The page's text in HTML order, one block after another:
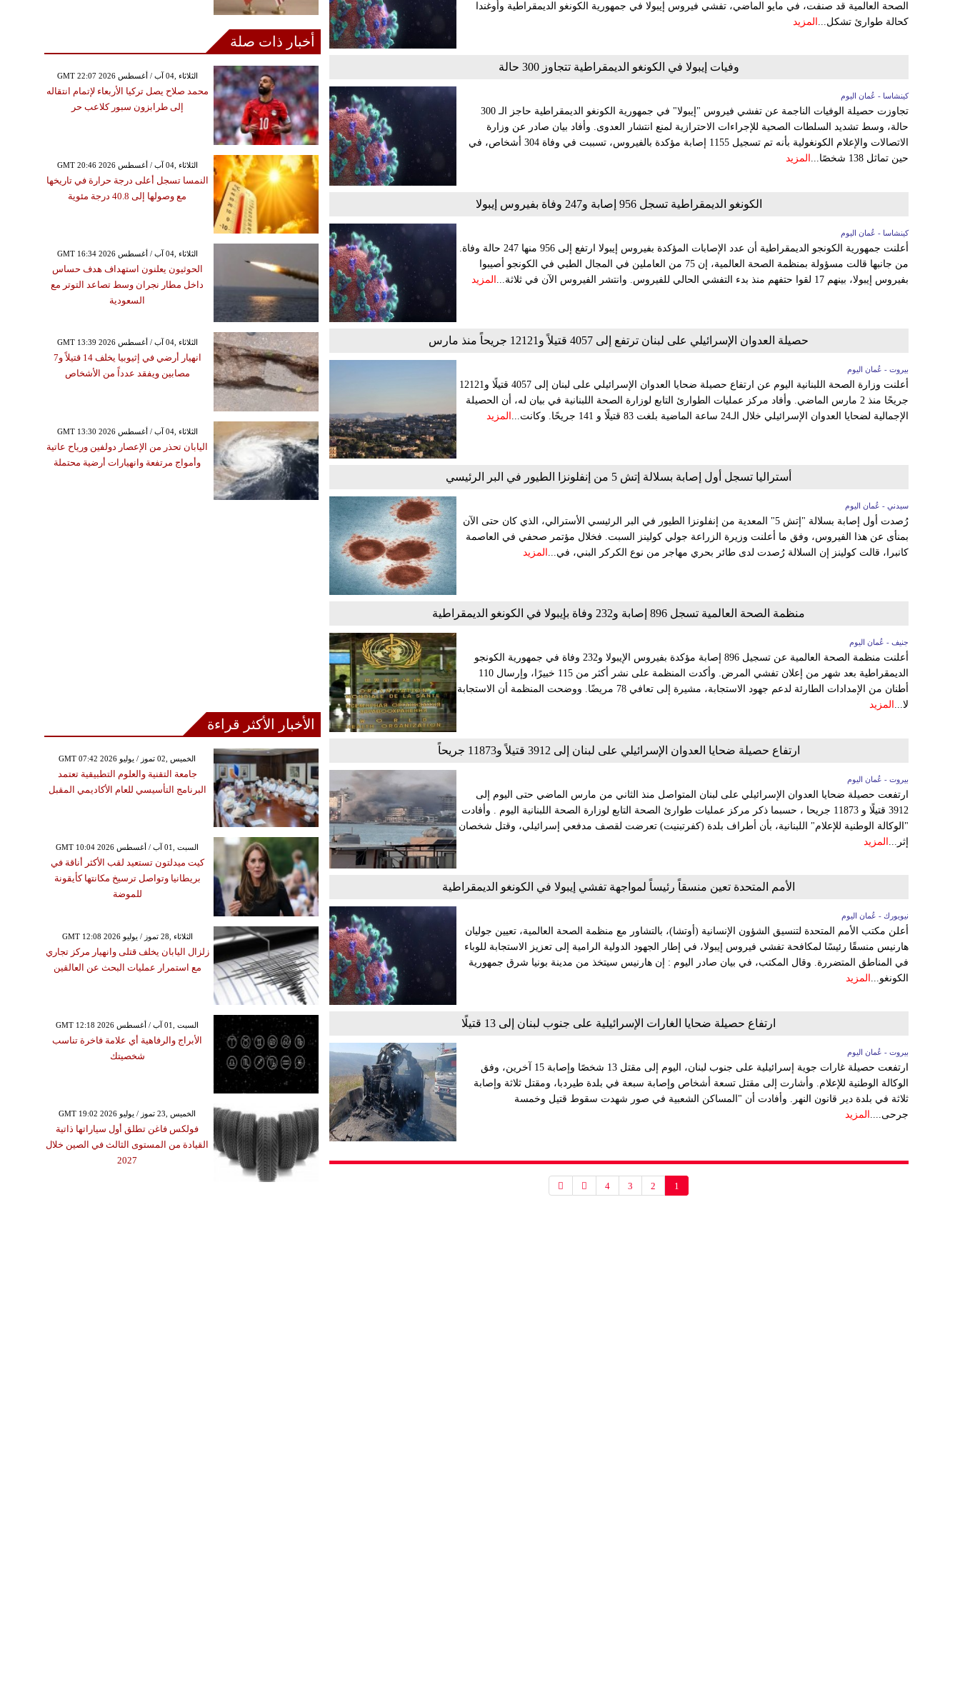
الصحة العالمية قد صنفت، في مايو الماضي، تفشي فيروس إيبولا في جمهورية الكونغو الديمقراطية وأوغندا
كحالة طوارئ تشكل... المزيد
وفيات إيبولا في الكونغو الديمقراطية تتجاوز 300 حالة
كينشاسا - عُمان اليوم
تجاوزت حصيلة الوفيات الناجمة عن تفشي فيروس "إيبولا" في جمهورية الكونغو الديمقراطية حاجز الـ 300
حالة، وسط تشديد السلطات الصحية للإجراءات الاحترازية لمنع انتشار العدوى. وأفاد بيان صادر عن وزارة
الاتصالات والإعلام الكونغولية بأنه تم تسجيل 1155 إصابة مؤكدة بالفيروس، تسببت في وفاة 304 أشخاص، في
حين تماثل 138 شخصًا...
المزيد
الكونغو الديمقراطية تسجل 956 إصابة و247 وفاة بفيروس إيبولا
كينشاسا - عُمان اليوم
أعلنت جمهورية الكونجو الديمقراطية أن عدد الإصابات المؤكدة بفيروس إيبولا ارتفع إلى 956 منها 247 حالة وفاة.
من جانبها قالت مسؤولة بمنظمة الصحة العالمية، إن 75 من العاملين في المجال الطبي في الكونجو أصيبوا
بفيروس إيبولا، بينهم ‌17 لقوا حتفهم منذ بدء التفشي الحالي للفيروس. وانتشر الفيروس الآن في ثلاثة...
المزيد
حصيلة العدوان الإسرائيلي على لبنان ترتفع إلى 4057 قتيلاً و12121 جريحاً منذ مارس
بيروت - عُمان اليوم
أعلنت وزارة الصحة اللبنانية اليوم عن ارتفاع حصيلة ضحايا العدوان الإسرائيلي على لبنان إلى 4057 قتيلًا و12121
جريحًا منذ 2 مارس الماضي. وأفاد مركز عمليات الطوارئ التابع لوزارة الصحة اللبنانية في بيان له، أن الحصيلة
الإجمالية لضحايا العدوان الإسرائيلي خلال الـ24 ساعة الماضية بلغت 83 قتيلًا و 141 جريحًا. وكانت...
المزيد
أستراليا تسجل أول إصابة بسلالة إتش 5 من إنفلونزا الطيور في البر الرئيسي
سيدني - عُمان اليوم
رُصدت أول إصابة بسلالة "إتش 5" المعدية من إنفلونزا الطيور في البر الرئيسي الأسترالي، الذي كان حتى الآن
بمنأى عن هذا الفيروس، وفق ما أعلنت وزيرة الزراعة جولي كولينز السبت. فخلال مؤتمر صحفي في العاصمة
كانبرا، قالت كولينز إن السلالة رُصدت لدى طائر بحري مهاجر من نوع الكركر البني، في... المزيد
منظمة الصحة العالمية تسجل 896 إصابة و232 وفاة بإيبولا في الكونغو الديمقراطية
جنيف - عُمان اليوم
أعلنت منظمة الصحة العالمية عن تسجيل 896 إصابة مؤكدة بفيروس الإيبولا و232 وفاة في جمهورية الكونجو
الديمقراطية بعد شهر من إعلان تفشي المرض. وأكدت المنظمة على نشر أكثر من 115 خبيرًا، وإرسال 110
أطنان من الإمدادات الطارئة لدعم جهود الاستجابة، مشيرة إلى تعافي 78 مريضًا. ووضحت المنظمة أن الاستجابة
لا... المزيد
ارتفاع حصيلة ضحايا العدوان الإسرائيلي على لبنان إلى 3912 قتيلاً و11873 جريحاً
بيروت - عُمان اليوم
ارتفعت حصيلة ضحايا العدوان الإسرائيلي على لبنان المتواصل منذ الثاني من مارس الماضي حتى اليوم إلى
3912 قتيلًا و 11873 جريحا ، حسبما ذكر مركز عمليات طوارئ الصحة التابع لوزارة الصحة اللبنانية اليوم . وأفادت
"الوكالة الوطنية للإعلام" اللبنانية، بأن أطراف بلدة (كفرتبنيت) تعرضت لقصف مدفعي إسرائيلي، وقتل شخصان
إثر... المزيد
الأمم المتحدة تعين منسقاً رئيساً لمواجهة تفشي إيبولا في الكونغو الديمقراطية
نيويورك - عُمان اليوم
أعلن مكتب الأمم المتحدة لتنسيق الشؤون الإنسانية (أوتشا)، بالتشاور مع منظمة الصحة العالمية، تعيين جوليان
هارنيس منسقًا رئيسًا لمكافحة تفشي فيروس إيبولا، في إطار الجهود الدولية الرامية إلى تعزيز الاستجابة للوباء
في المناطق المتضررة. وقال المكتب، في بيان صادر اليوم : إن هارنيس سيتخذ من مدينة بونيا شرق جمهورية
الكونغو...
المزيد
ارتفاع حصيلة ضحايا الغارات الإسرائيلية على جنوب لبنان إلى 13 قتيلًا
بيروت - عُمان اليوم
ارتفعت حصيلة غارات جوية إسرائيلية على جنوب لبنان، اليوم إلى مقتل 13 شخصًا وإصابة 15 آخرين، وفق
الوكالة الوطنية للإعلام. وأشارت إلى مقتل تسعة أشخاص وإصابة سبعة في بلدة طيردبا، ومقتل ثلاثة وإصابة
ثلاثة في بلدة دير قانون النهر. وأفادت أن "المساكن الشعبية في صور شهدت سقوط قتيل وخمسة
جرحى.... المزيد
1
2
3
4
أخبار ذات صلة
GMT 22:07 2026 الثلاثاء ,04 آب / أغسطس
محمد صلاح يصل تركيا الأربعاء لإتمام انتقاله
إلى طرابزون سبور كلاعب حر
GMT 20:46 2026 الثلاثاء ,04 آب / أغسطس
النمسا تسجل أعلى درجة حرارة في تاريخها
مع وصولها إلى 40.8 درجة مئوية
GMT 16:34 2026 الثلاثاء ,04 آب / أغسطس
الحوثيون يعلنون استهداف هدف حساس
داخل مطار نجران وسط تصاعد التوتر مع
السعودية
GMT 13:39 2026 الثلاثاء ,04 آب / أغسطس
انهيار أرضي في إثيوبيا يخلف 14 قتيلاً و7
مصابين ويفقد عدداً من الأشخاص
GMT 13:30 2026 الثلاثاء ,04 آب / أغسطس
اليابان تحذر من الإعصار دولفين ورياح عاتية
وأمواج مرتفعة وانهيارات أرضية محتملة
الأخبار الأكثر قراءة
GMT 07:42 2026 الخميس ,02 تموز / يوليو
جامعة التقنية والعلوم التطبيقية تعتمد
البرنامج التأسيسي للعام الأكاديمي المقبل
GMT 10:04 2026 السبت ,01 آب / أغسطس
كيت ميدلتون تستعيد لقب الأكثر أناقة في
بريطانيا وتواصل ترسيخ مكانتها كأيقونة
للموضة
GMT 12:08 2026 الثلاثاء ,28 تموز / يوليو
زلزال اليابان يخلف قتلى وانهيار مركز تجاري
مع استمرار عمليات البحث عن العالقين
GMT 12:18 2026 السبت ,01 آب / أغسطس
الأبراج والرفاهية أي علامة فاخرة تناسب
شخصيتك
GMT 19:02 2026 الخميس ,23 تموز / يوليو
فولكس فاغن تطلق أول سياراتها ذاتية
القيادة من المستوى الثالث في الصين خلال
2027